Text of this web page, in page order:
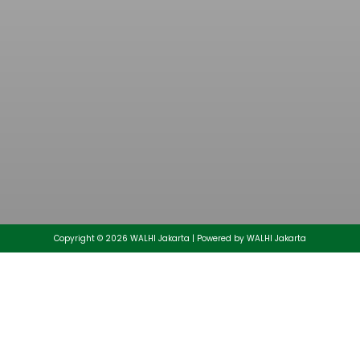
Copyright © 2026 WALHI Jakarta | Powered by WALHI Jakarta